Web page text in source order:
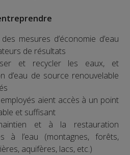
mesures d’économie d’eau
de résultats
et recycler les eaux, et
d’eau de source renouvelable
aient accès à un point
et suffisant
et à la restauration
à l’eau (montagnes, forêts,
aquifères, lacs, etc.)